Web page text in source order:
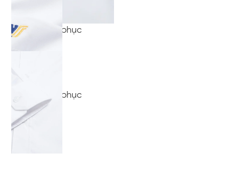
sơ mi đồng phục
sơ mi đồng phục